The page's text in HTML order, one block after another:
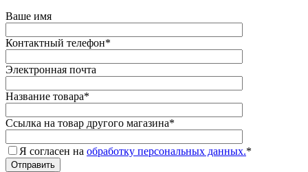
Ваше имя
Контактный телефон*
Электронная почта
Название товара*
Ссылка на товар другого магазина*
Я согласен на обработку персональных данных.*